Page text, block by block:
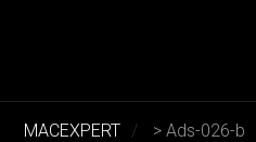
MACEXPERT >Ads-026-b